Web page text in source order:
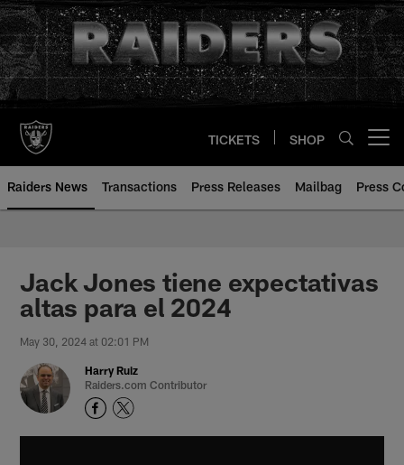
Skip
to
main
content
TICKETS SHOP
Raiders News Transactions Press Releases Mailbag Press
Jack Jones tiene expectativas
altas para el 2024
May 30, 2024 at 02:01 PM
Harry Ruiz
Raiders.com Contributor